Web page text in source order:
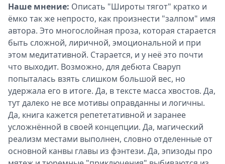
Наше мнение: Описать "Широты тягот" кратко и
ёмко так же непросто, как произнести "залпом" имя
автора. Это многослойная проза, которая старается
быть сложной, лиричной, эмоциональной и при
этом медитативной. Старается, и у неё это почти
что выходит. Возможно, для дебюта Сваруп
попыталась взять слишком большой вес, но
удержала его в итоге. Да, в тексте масса хвостов. Да,
тут далеко не все мотивы оправданны и логичны.
Да, книга кажется репететативной и заранее
усложнённой в своей концепции. Да, магический
реализм местами выполнен, словно отделенные от
основной канвы главы из фэнтези. Да, эпизоды про